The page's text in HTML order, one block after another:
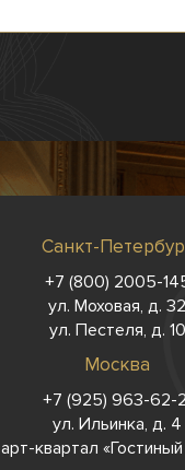
Санкт-
+7 (800) 2005-
ул. Моховая, д. 32
ул. Пестеля, д. 10
Москва
+7 (925) 963-62-
ул. Ильинка, д. 4
арт-квартал